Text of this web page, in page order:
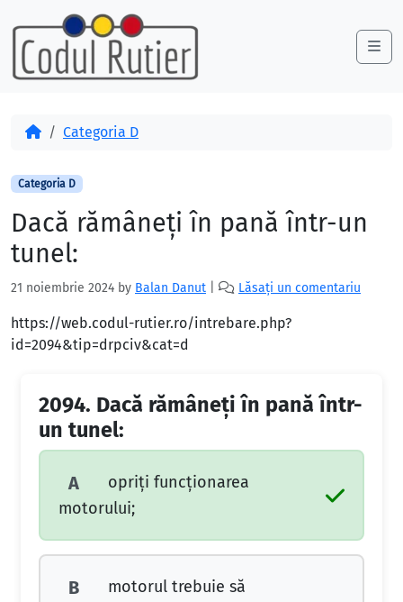
Skip to content
Skip to footer
AcasăCategoria D
Categoria D
Dacă rămâneţi în pană într-un
tunel:
21 noiembrie 2024 by Balan Danut Lăsați un comentariu
https://web.codul-rutier.ro/intrebare.php?
id=2094&tip=drpciv&cat=d
2094. Dacă rămâneţi în pană într-
un tunel:
A
opriţi funcţionarea
motorului;
B
motorul trebuie să